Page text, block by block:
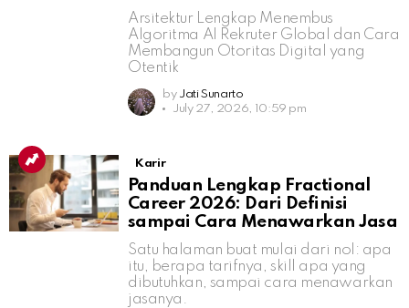
Arsitektur Lengkap Menembus
Algoritma AI Rekruter Global dan Cara
Membangun Otoritas Digital yang
Otentik
by Jati Sunarto
July 27, 2026, 10:59 pm
Karir
Panduan Lengkap Fractional
Career 2026: Dari Definisi
sampai Cara Menawarkan Jasa
Satu halaman buat mulai dari nol: apa
itu, berapa tarifnya, skill apa yang
dibutuhkan, sampai cara menawarkan
jasanya.